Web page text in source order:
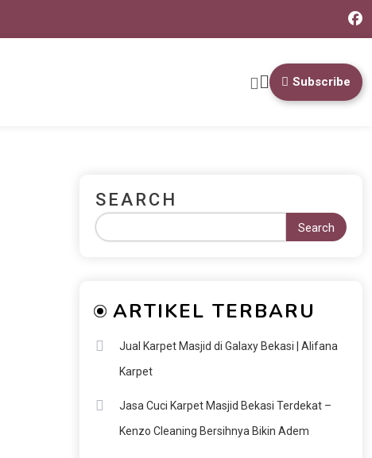
Subscribe
SEARCH
Search
ARTIKEL TERBARU
Jual Karpet Masjid di Galaxy Bekasi | Alifana
Karpet
Jasa Cuci Karpet Masjid Bekasi Terdekat –
Kenzo Cleaning Bersihnya Bikin Adem